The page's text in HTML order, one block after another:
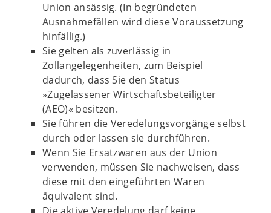
Union ansässig. (In begründeten
Ausnahmefällen wird diese Voraussetzung
hinfällig.)
Sie gelten als zuverlässig in
Zollangelegenheiten, zum Beispiel
dadurch, dass Sie den Status
»Zugelassener Wirtschaftsbeteiligter
(AEO)« besitzen.
Sie führen die Veredelungsvorgänge selbst
durch oder lassen sie durchführen.
Wenn Sie Ersatzwaren aus der Union
verwenden, müssen Sie nachweisen, dass
diese mit den eingeführten Waren
äquivalent sind.